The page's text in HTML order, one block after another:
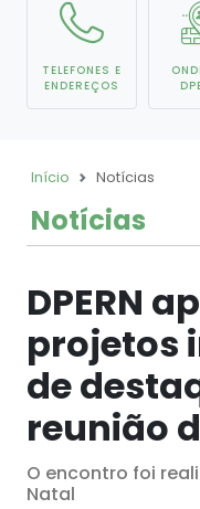
TELEFONES E
ENDEREÇOS
Início Notícias
Notícias
DPERN
projetos
de
reunião
O encontro foi
Natal